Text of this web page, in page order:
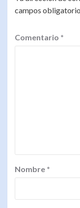
campos
Comentario *
Nombre *